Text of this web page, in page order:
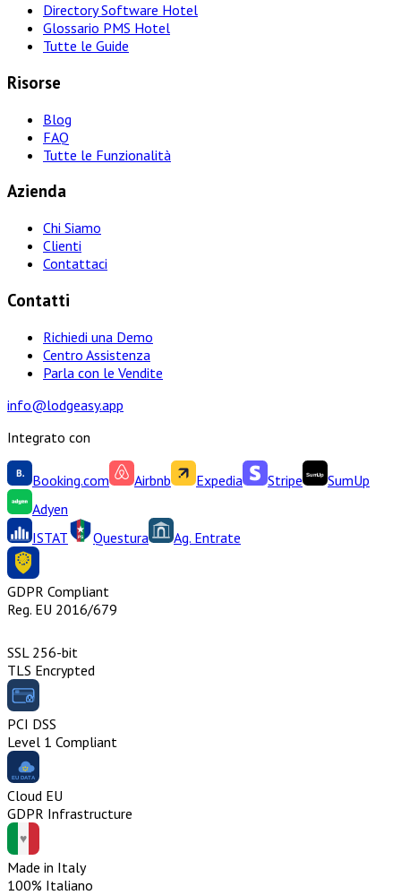
Directory Software Hotel
Glossario PMS Hotel
Tutte le Guide
Risorse
Blog
FAQ
Tutte le Funzionalità
Azienda
Chi Siamo
Clienti
Contattaci
Contatti
Richiedi una Demo
Centro Assistenza
Parla con le Vendite
info@lodgeasy.app
Integrato con
Booking.com Airbnb Expedia Stripe
SumUp
Adyen
ISTAT
Questura Ag. Entrate
GDPR Compliant
Reg. EU 2016/679
SSL 256-bit
TLS Encrypted
PCI DSS
Level 1 Compliant
Cloud EU
GDPR Infrastructure
Made in Italy
100% Italiano